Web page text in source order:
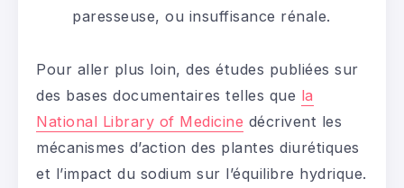
paresseuse, ou insuffisance rénale.
Pour aller plus loin, des études publiées sur
des bases documentaires telles que la
National Library of Medicine décrivent les
mécanismes d’action des plantes diurétiques
et l’impact du sodium sur l’équilibre hydrique.